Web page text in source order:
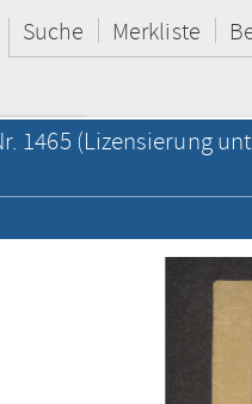
Suche Merkliste
1465 (Lizensierung